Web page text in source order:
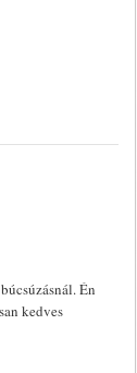
Én
kedves